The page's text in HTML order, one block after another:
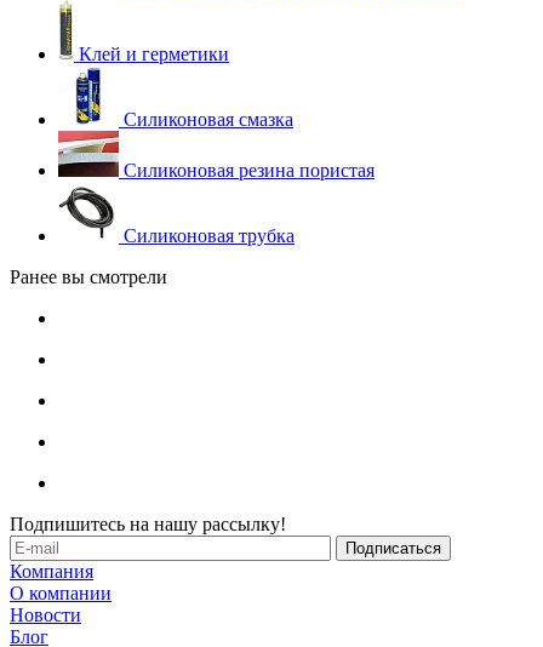
Клей и герметики
Силиконовая смазка
Силиконовая резина пористая
Силиконовая трубка
Ранее вы смотрели
Подпишитесь на нашу рассылку!
Компания
О компании
Новости
Блог